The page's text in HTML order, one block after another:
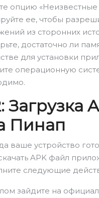
опцию «Неизвестные
ее, чтобы
из сторонних
достаточно ли
для установки
операционную
Загрузка
Пинап
ваше устройство
APK файл
следующие
зайдите на